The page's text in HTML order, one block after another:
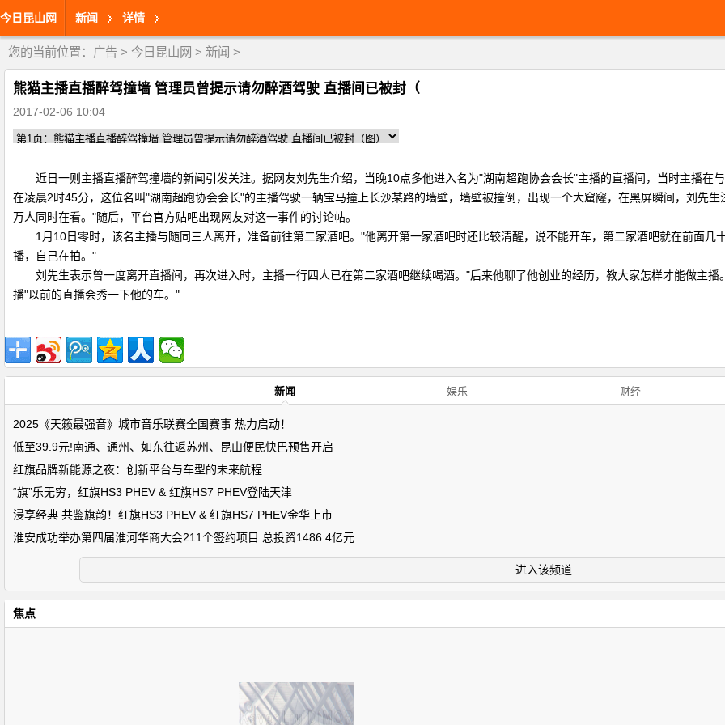
今日昆山网 新闻 详情
您的当前位置： 广告 > 今日昆山网 > 新闻 >
熊猫主播直播醉驾撞墙 管理员曾提示请勿醉酒驾驶 直播间已被封（
2017-02-06 10:04
近日一则主播直播醉驾撞墙的新闻引发关注。据网友刘先生介绍，当晚10点多他进入名为"湖南超跑协会会长"主播的直播间，当时主播在
在凌晨2时45分，这位名叫"湖南超跑协会会长"的主播驾驶一辆宝马撞上长沙某路的墙壁，墙壁被撞倒，出现一个大窟窿，在黑屏瞬间，刘先
万人同时在看。"随后，平台官方贴吧出现网友对这一事件的讨论帖。
1月10日零时，该名主播与随同三人离开，准备前往第二家酒吧。"他离开第一家酒吧时还比较清醒，说不能开车，第二家酒吧就在前面几
播，自己在拍。"
刘先生表示曾一度离开直播间，再次进入时，主播一行四人已在第二家酒吧继续喝酒。"后来他聊了他创业的经历，教大家怎样才能做主播
播"以前的直播会秀一下他的车。"
新闻 娱乐 财经
2025《天籁最强音》城市音乐联赛全国赛事 热力启动！
低至39.9元!南通、通州、如东往返苏州、昆山便民快巴预售开启
红旗品牌新能源之夜：创新平台与车型的未来航程
“旗”乐无穷，红旗HS3 PHEV & 红旗HS7 PHEV登陆天津
浸享经典 共鉴旗韵！红旗HS3 PHEV & 红旗HS7 PHEV金华上市
淮安成功举办第四届淮河华商大会211个签约项目 总投资1486.4亿元
进入该频道
焦点